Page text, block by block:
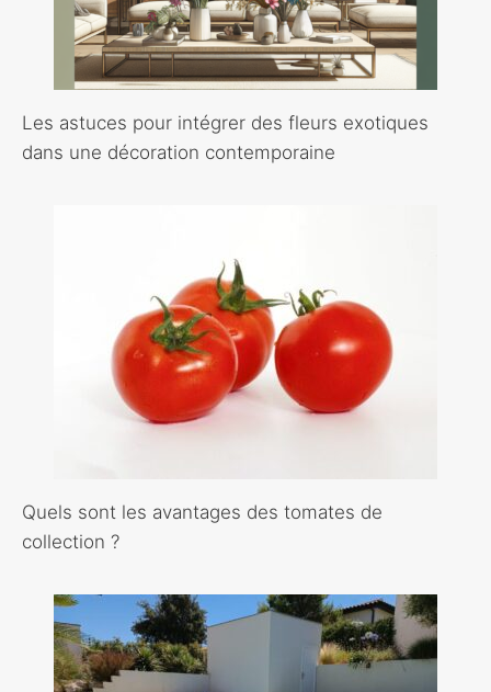
Les astuces pour intégrer des fleurs exotiques
dans une décoration contemporaine
Quels sont les avantages des tomates de
collection ?